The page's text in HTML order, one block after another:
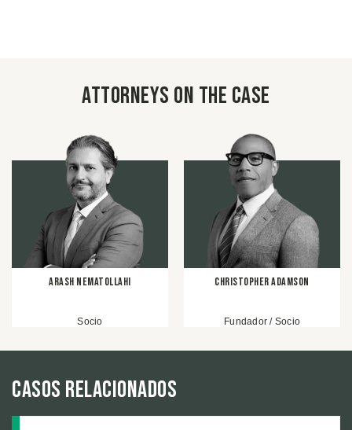
Attorneys on the case
Arash Nematollahi
Socio
Christopher Adamson
Fundador / Socio
Casos relacionados